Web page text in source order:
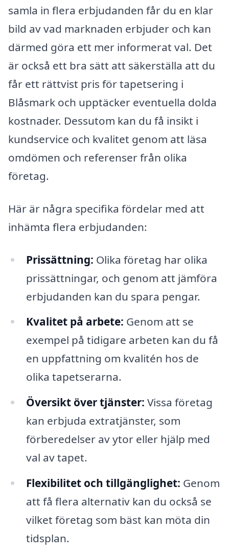
samla in flera erbjudanden får du en klar
bild av vad marknaden erbjuder och kan
därmed göra ett mer informerat val. Det
är också ett bra sätt att säkerställa att du
får ett rättvist pris för tapetsering i
Blåsmark och upptäcker eventuella dolda
kostnader. Dessutom kan du få insikt i
kundservice och kvalitet genom att läsa
omdömen och referenser från olika
företag.
Här är några specifika fördelar med att
inhämta flera erbjudanden:
Prissättning: Olika företag har olika
prissättningar, och genom att jämföra
erbjudanden kan du spara pengar.
Kvalitet på arbete: Genom att se
exempel på tidigare arbeten kan du få
en uppfattning om kvalitén hos de
olika tapetserarna.
Översikt över tjänster: Vissa företag
kan erbjuda extratjänster, som
förberedelser av ytor eller hjälp med
val av tapet.
Flexibilitet och tillgänglighet: Genom
att få flera alternativ kan du också se
vilket företag som bäst kan möta din
tidsplan.